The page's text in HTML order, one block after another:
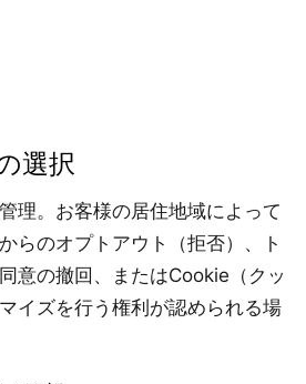
選択
理。お客様の居住地域によって
らのオプトアウト（拒否）、ト
意の撤回、またはCookie（クッ
イズを行う権利が認められる場